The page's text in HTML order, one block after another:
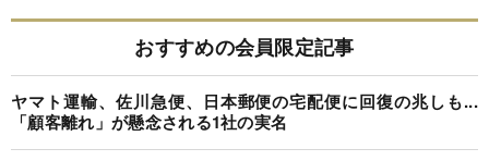
おすすめの会員限定記事
ヤマト運輸、佐川急便、日本郵便の宅配便に回復の兆しも...
「顧客離れ」が懸念される1社の実名